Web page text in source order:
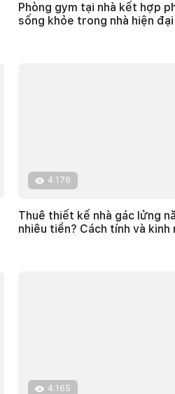
Phòng gym tại nhà kết hợp
sống khỏe trong nhà hiện đại
4.176
Thuê thiết kế nhà gác lửng
nhiêu tiền? Cách tính và
4.165